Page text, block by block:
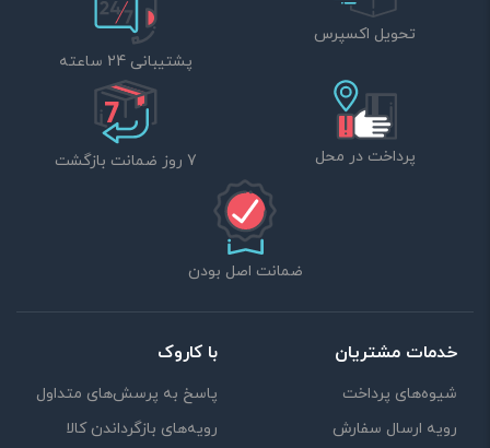
تحویل اکسپرس
پشتیبانی 24 ساعته
پرداخت در محل 7 روز ضمانت بازگشت
ضمانت اصل بودن
خدمات مشتریان
شیوه‌های پرداخت
رویه ارسال سفارش
با کاروک
پاسخ به پرسش‌های متداول
رویه‌های بازگرداندن کالا